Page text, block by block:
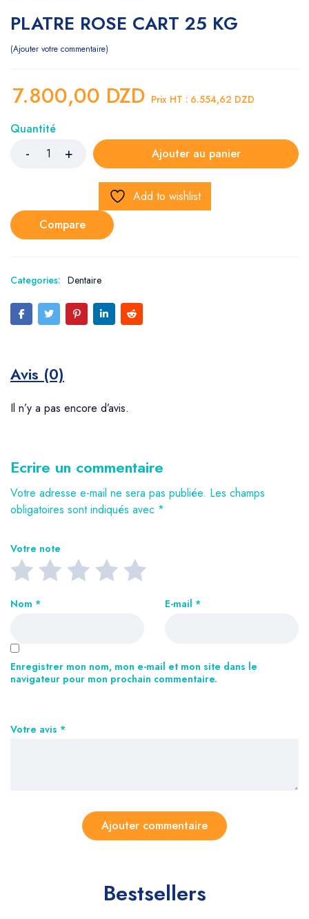
PLATRE ROSE CART 25 KG
Ajouter votre commentaire
7.800,00 DZD Prix HT : 6.554,62 DZD
Quantité
Ajouter au panier
Add to wishlist
Compare
Categories: Dentaire
Avis (0)
Il n’y a pas encore d’avis.
Ecrire un commentaire
Votre adresse e-mail ne sera pas publiée. Les champs
obligatoires sont indiqués avec *
Votre note
Votre avis *
Nom * E-mail *
Enregistrer mon nom, mon e-mail et mon site dans le
navigateur pour mon prochain commentaire.
Bestsellers